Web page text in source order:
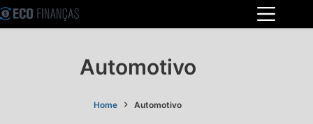
Pular
para
Automotivo
Home Automotivo